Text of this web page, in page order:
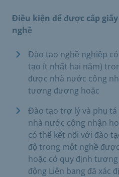
Điều kiện để được cấp
nghề
Đào tạo nghề nghiệp
tạo ít nhất hai năm)
được nhà nước công
tương đương hoặc
Đào tạo trợ lý và phụ
nhà nước công nhận
có thể kết nối với đào
độ trong một nghề
hoặc có quy định
động Liên bang đã xác